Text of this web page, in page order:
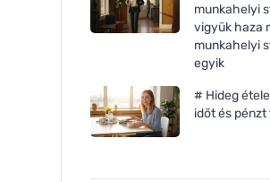
Kvitok Csipkebogyó peeling
zsíros és problémás bőrre
(30 ml) - regenerálja és
puhítja a bőrt.
munkahelyi
vigyük haza
munkahelyi
egyik
# Hideg
időt és